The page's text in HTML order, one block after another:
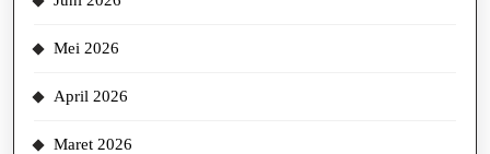
Mei 2026
April 2026
Maret 2026